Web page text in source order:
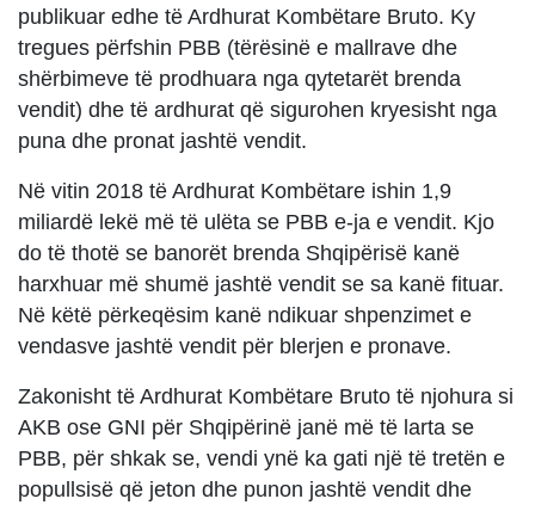
publikuar edhe të Ardhurat Kombëtare Bruto. Ky
tregues përfshin PBB (tërësinë e mallrave dhe
shërbimeve të prodhuara nga qytetarët brenda
vendit) dhe të ardhurat që sigurohen kryesisht nga
puna dhe pronat jashtë vendit.
Në vitin 2018 të Ardhurat Kombëtare ishin 1,9
miliardë lekë më të ulëta se PBB e-ja e vendit. Kjo
do të thotë se banorët brenda Shqipërisë kanë
harxhuar më shumë jashtë vendit se sa kanë fituar.
Në këtë përkeqësim kanë ndikuar shpenzimet e
vendasve jashtë vendit për blerjen e pronave.
Zakonisht të Ardhurat Kombëtare Bruto të njohura si
AKB ose GNI për Shqipërinë janë më të larta se
PBB, për shkak se, vendi ynë ka gati një të tretën e
popullsisë që jeton dhe punon jashtë vendit dhe